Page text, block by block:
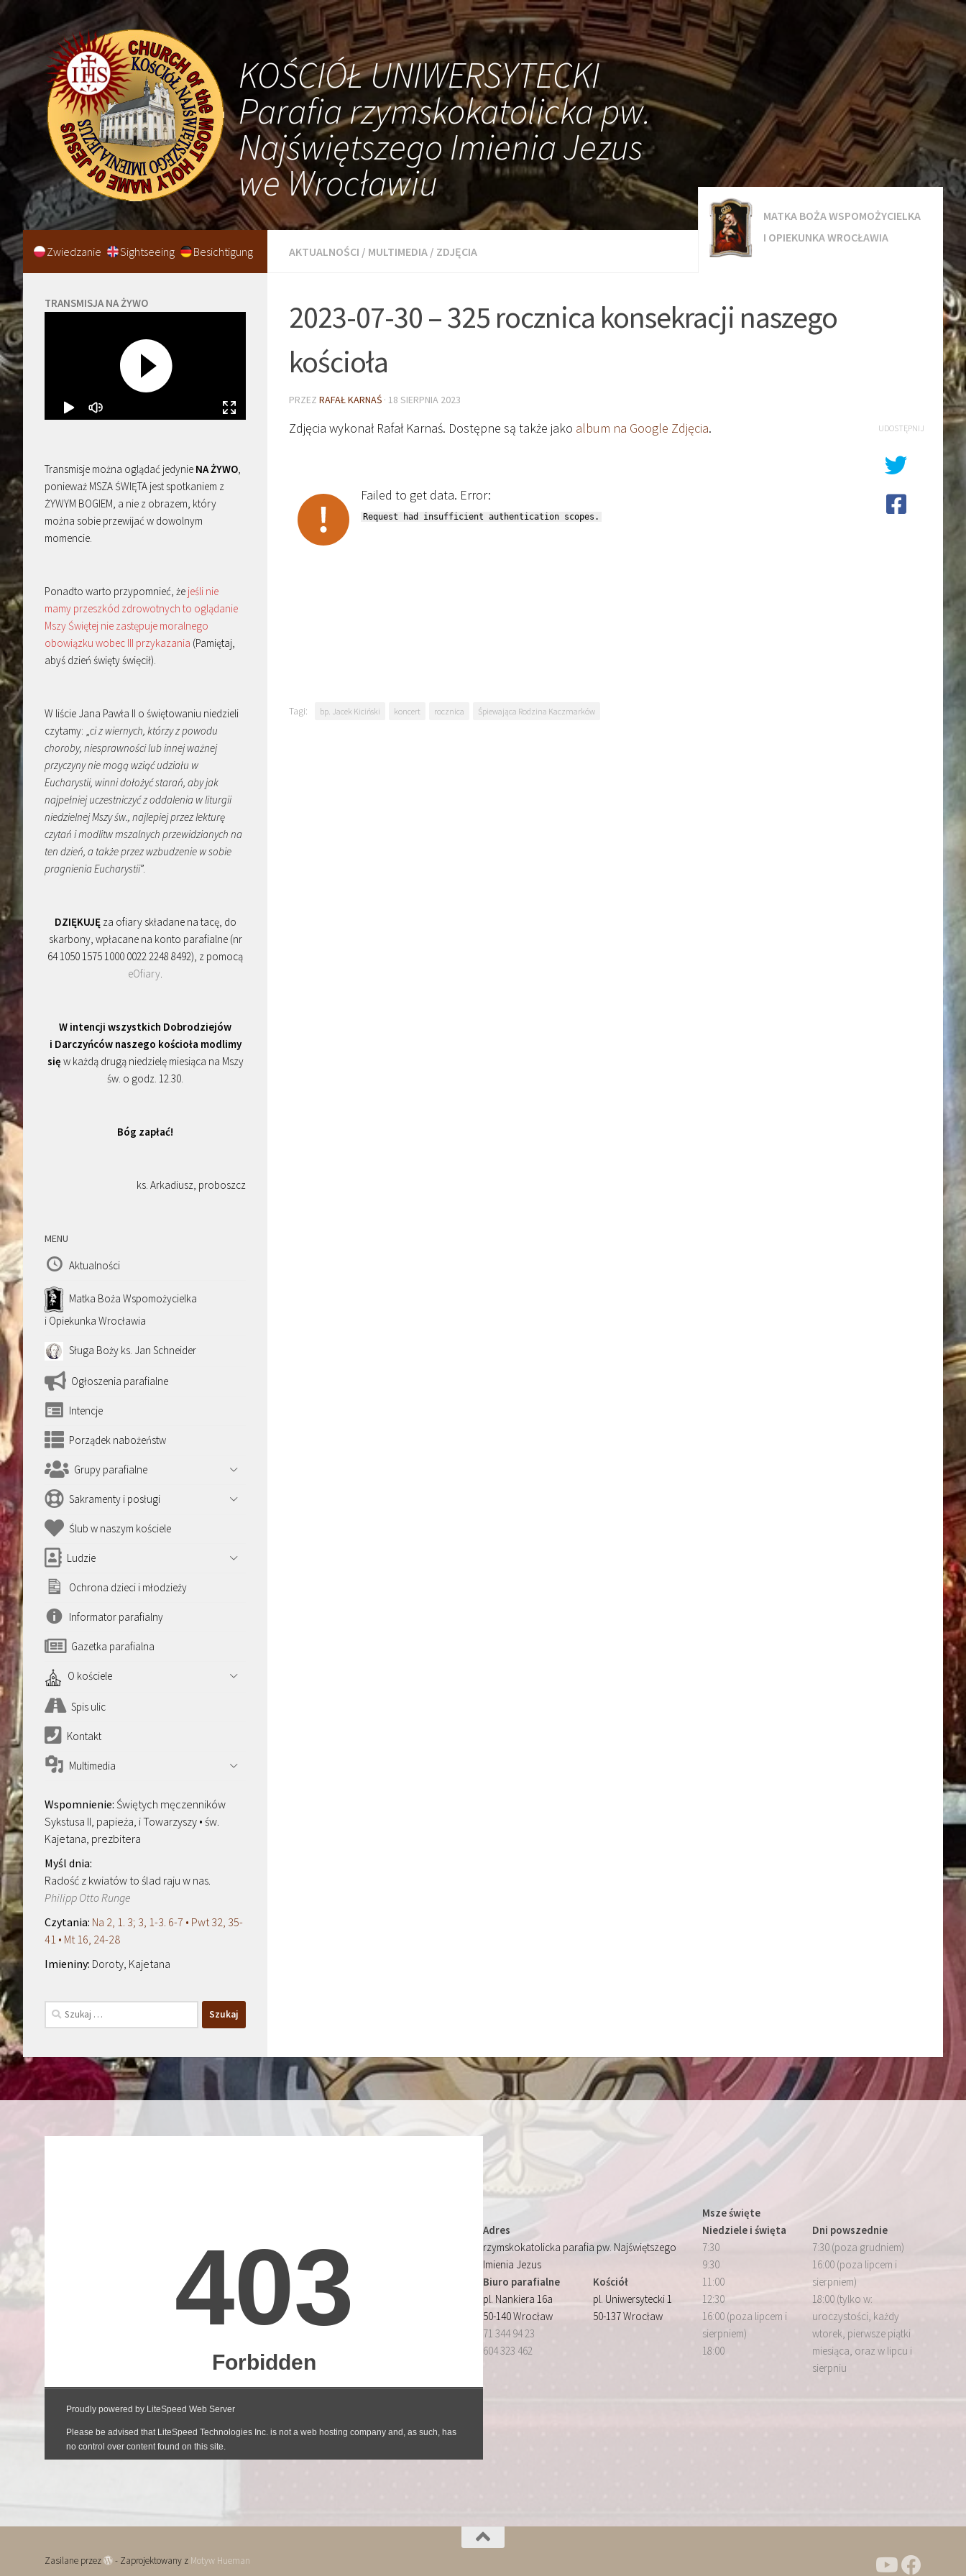
KOŚCIÓŁ UNIWERSYTECKI
Parafia rzymskokatolicka pw.
Najświętszego Imienia Jezus
we Wrocławiu
AKTUALNOŚCI / MULTIMEDIA / ZDJĘCIA
MATKA BOŻA WSPOMOŻYCIELKA
I OPIEKUNKA WROCŁAWIA
2023-07-30 – 325 rocznica konsekracji naszego
kościoła
PRZEZ RAFAŁ KARNAŚ · 18 SIERPNIA 2023
Zdjęcia wykonał Rafał Karnaś. Dostępne są także jako album na Google Zdjęcia.
Failed to get data. Error:
Request had insufficient authentication scopes.
UDOSTĘPNIJ
Tagi: bp. Jacek Kiciński koncert rocznica Śpiewająca Rodzina Kaczmarków
Zwiedzanie Sightseeing Besichtigung
TRANSMISJA NA ŻYWO
Transmisje można oglądać jedynie NA ŻYWO,
ponieważ MSZA ŚWIĘTA jest spotkaniem z
ŻYWYM BOGIEM, a nie z obrazem, który
można sobie przewijać w dowolnym
momencie.
Ponadto warto przypomnieć, że jeśli nie
mamy przeszkód zdrowotnych to oglądanie
Mszy Świętej nie zastępuje moralnego
obowiązku wobec III przykazania (Pamiętaj,
abyś dzień święty święcił).
W liście Jana Pawła II o świętowaniu niedzieli
czytamy: „ci z wiernych, którzy z powodu
choroby, niesprawności lub innej ważnej
przyczyny nie mogą wziąć udziału w
Eucharystii, winni dołożyć starań, aby jak
najpełniej uczestniczyć z oddalenia w liturgii
niedzielnej Mszy św., najlepiej przez lekturę
czytań i modlitw mszalnych przewidzianych na
ten dzień, a także przez wzbudzenie w sobie
pragnienia Eucharystii”.
DZIĘKUJĘza ofiary składane na tacę, do
skarbony, wpłacane na konto parafialne (nr
64 1050 1575 1000 0022 2248 8492), z pomocą
eOfiary.
W intencji wszystkich Dobrodziejów
i Darczyńców naszego kościoła modlimy
się w każdą drugą niedzielę miesiąca na Mszy
św. o godz. 12.30.
Bóg zapłać!
ks. Arkadiusz, proboszcz
MENU
Aktualności
Matka Boża Wspomożycielka
i Opiekunka Wrocławia
Sługa Boży ks. Jan Schneider
Ogłoszenia parafialne
Intencje
Porządek nabożeństw
Grupy parafialne
Sakramenty i posługi
Ślub w naszym kościele
Ludzie
Ochrona dzieci i młodzieży
Informator parafialny
Gazetka parafialna
O kościele
Spis ulic
Kontakt
Multimedia
Świętych męczenników
Sykstusa II, papieża, i Towarzyszy • św.
Kajetana, prezbitera
Radość z kwiatów to ślad raju w nas.
Philipp Otto Runge
Na 2, 1. 3; 3, 1-3. 6-7 • Pwt 32, 35-
41 • Mt 16, 24-28
Doroty, Kajetana
Szukaj:
Adres
rzymskokatolicka parafia pw. Najświętszego
Imienia Jezus
Biuro parafialne
pl. Nankiera 16a
50-140 Wrocław
71 344 94 23
604 323 462
Kościół
pl. Uniwersytecki 1
50-137 Wrocław
Msze święte
Niedziele i święta
7:30
9:30
11:00
12:30
16:00 (poza lipcem i
sierpniem)
18:00
Dni powszednie
7:30 (poza grudniem)
16:00 (poza lipcem i
sierpniem)
18:00 (tylko w:
uroczystości, każdy
wtorek, pierwsze piątki
miesiąca, oraz w lipcu i
sierpniu
Zasilane przez - Zaprojektowany z Motyw Hueman